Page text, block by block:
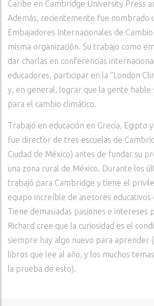
Caribe en Cambridge University Press
Además, recientemente fue nombrado
Embajadores Internacionales de
misma organización. Su trabajo como
dar charlas en conferencias
educadores, participar en la “London
y, en general, lograr que la gente hable
para el cambio climático.
Trabajó en educación en Grecia, Egipto
fue director de tres escuelas de
Ciudad de México) antes de fundar su
una zona rural de México. Durante los
trabajó para Cambridge y tiene el
equipo increíble de asesores educativos
Tiene demasiadas pasiones e intereses
Richard cree que la curiosidad es el
siempre hay algo nuevo para aprender
libros que lee al año, y los muchos
la prueba de esto).